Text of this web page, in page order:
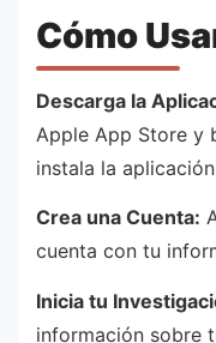
Cómo
Descarga la
Apple App Store y
instala la
Crea una Cuenta:
cuenta con tu
Inicia tu
información sobre